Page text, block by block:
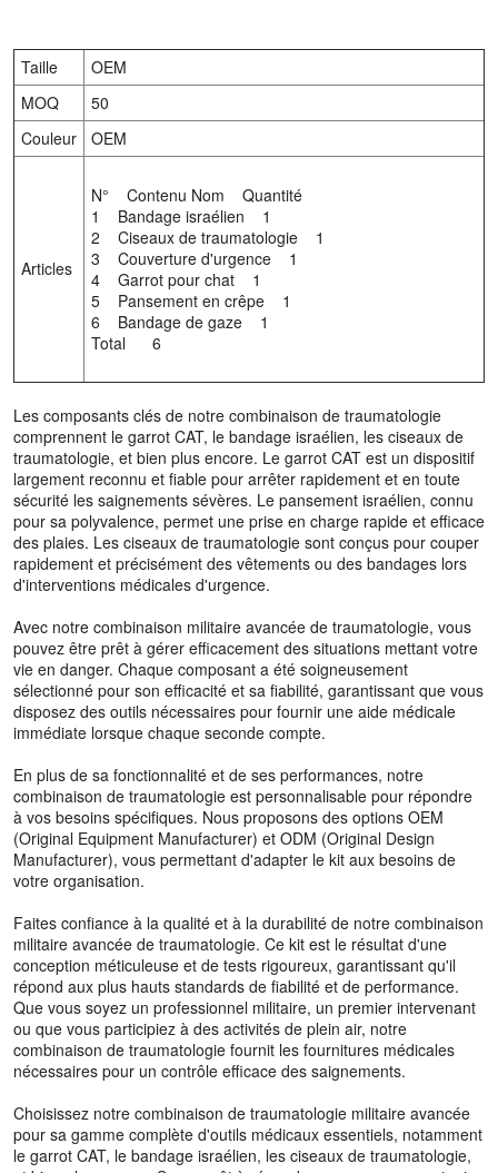
Taille
OEM
MOQ
50
Couleur
OEM
Articles
N° Contenu Nom Quantité
1 Bandage israélien 1
2 Ciseaux de traumatologie 1
3 Couverture d'urgence 1
4 Garrot pour chat 1
5 Pansement en crêpe 1
6 Bandage de gaze 1
Total 6
Les composants clés de notre combinaison de traumatologie
comprennent le garrot CAT, le bandage israélien, les ciseaux de
traumatologie, et bien plus encore. Le garrot CAT est un dispositif
largement reconnu et fiable pour arrêter rapidement et en toute
sécurité les saignements sévères. Le pansement israélien, connu
pour sa polyvalence, permet une prise en charge rapide et efficace
des plaies. Les ciseaux de traumatologie sont conçus pour couper
rapidement et précisément des vêtements ou des bandages lors
d'interventions médicales d'urgence.
Avec notre combinaison militaire avancée de traumatologie, vous
pouvez être prêt à gérer efficacement des situations mettant votre
vie en danger. Chaque composant a été soigneusement
sélectionné pour son efficacité et sa fiabilité, garantissant que vous
disposez des outils nécessaires pour fournir une aide médicale
immédiate lorsque chaque seconde compte.
En plus de sa fonctionnalité et de ses performances, notre
combinaison de traumatologie est personnalisable pour répondre
à vos besoins spécifiques. Nous proposons des options OEM
(Original Equipment Manufacturer) et ODM (Original Design
Manufacturer), vous permettant d'adapter le kit aux besoins de
votre organisation.
Faites confiance à la qualité et à la durabilité de notre combinaison
militaire avancée de traumatologie. Ce kit est le résultat d'une
conception méticuleuse et de tests rigoureux, garantissant qu'il
répond aux plus hauts standards de fiabilité et de performance.
Que vous soyez un professionnel militaire, un premier intervenant
ou que vous participiez à des activités de plein air, notre
combinaison de traumatologie fournit les fournitures médicales
nécessaires pour un contrôle efficace des saignements.
Choisissez notre combinaison de traumatologie militaire avancée
pour sa gamme complète d'outils médicaux essentiels, notamment
le garrot CAT, le bandage israélien, les ciseaux de traumatologie,